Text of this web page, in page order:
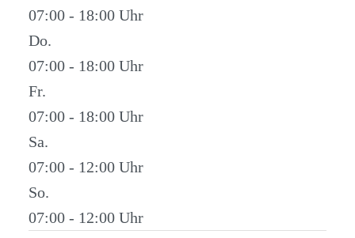
07:00 - 18:00
Do.
07:00 - 18:00
Fr.
07:00 - 18:00
Sa.
07:00 - 12:00
So.
07:00 - 12:00